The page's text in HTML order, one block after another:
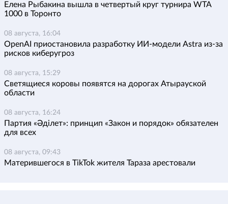
Елена Рыбакина вышла в четвертый круг турнира WTA
1000 в Торонто
08 августа, 16:04
OpenAI приостановила разработку ИИ-модели Astra из-за
рисков киберугроз
08 августа, 15:29
Светящиеся коровы появятся на дорогах Атырауской
области
08 августа, 16:24
Партия «Әділет»: принцип «Закон и порядок» обязателен
для всех
08 августа, 09:43
Матерившегося в TikTok жителя Тараза арестовали